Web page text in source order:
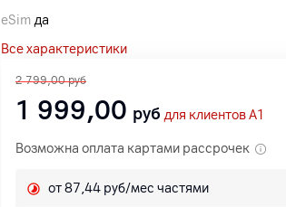
eSim да
Все характеристики
2 799,00 руб
1 999,00 руб для клиентов A1
Возможна оплата картами рассрочек
от 87,44 руб/мес частями